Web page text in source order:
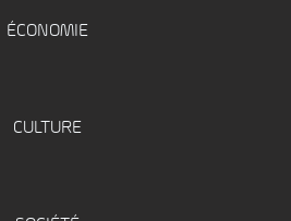
ÉCONOMIE
CULTURE